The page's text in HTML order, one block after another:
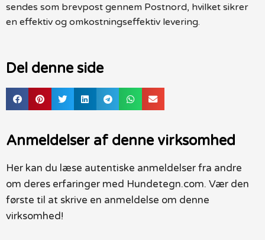
sendes som brevpost gennem Postnord, hvilket sikrer
en effektiv og omkostningseffektiv levering.
Del denne side
Anmeldelser af denne virksomhed
Her kan du læse autentiske anmeldelser fra andre
om deres erfaringer med Hundetegn.com. Vær den
første til at skrive en anmeldelse om denne
virksomhed!